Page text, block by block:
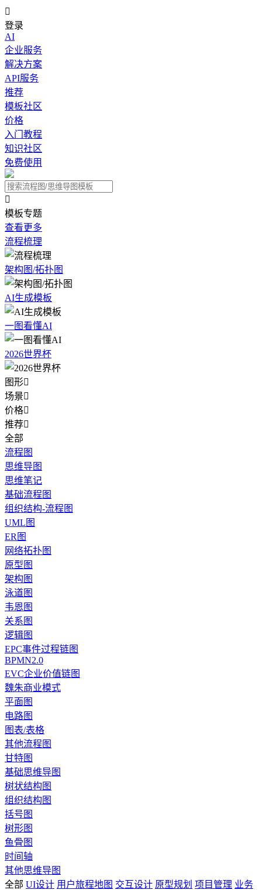

登录
AI
企业服务
解决方案
API服务
推荐
模板社区
价格
入门教程
知识社区
免费使用

模板专题
查看更多
流程梳理
架构图/拓扑图
AI生成模板
一图看懂AI
2026世界杯
图形
场景
价格
推荐
全部
流程图
思维导图
思维笔记
基础流程图
组织结构-流程图
UML图
ER图
网络拓扑图
原型图
架构图
泳道图
韦恩图
关系图
逻辑图
EPC事件过程链图
BPMN2.0
EVC企业价值链图
魏朱商业模式
平面图
电路图
图表/表格
其他流程图
甘特图
基础思维导图
树状结构图
组织结构图
括号图
树形图
鱼骨图
时间轴
其他思维导图
全部 UI设计 用户旅程地图 交互设计 原型规划 项目管理 业务